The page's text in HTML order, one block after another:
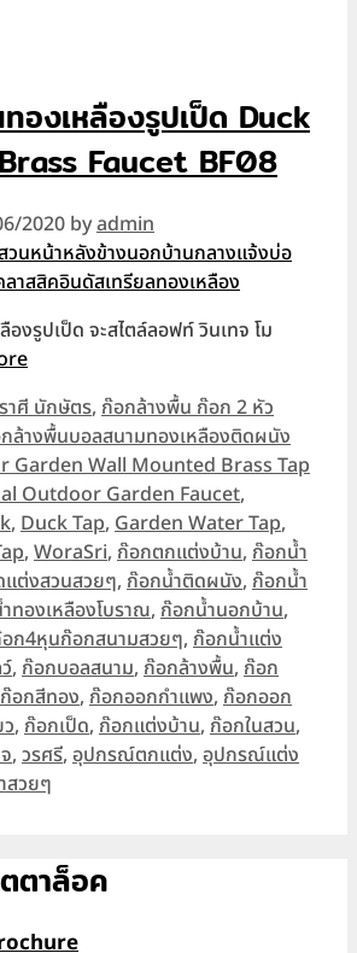
องเหลืองรูปเป็ด Duck
Faucet BF08
2020 byadmin
องรูปเป็ด จะสไตล์ลอฟท์ วินเทจ โม
าศี นักษัตร, ก๊อกล้างพื้น ก๊อก 2 หัว
ล้างพื้นบอลสนามทองเหลืองติดผนัง
Garden Wall Mounted Brass Tap
Outdoor Garden Faucet,
, Duck Tap, Garden Water Tap,
, WoraSri, ก๊อกตกแต่งบ้าน, ก๊อกน้ำ
ต่งสวนสวยๆ, ก๊อกน้ำติดผนัง, ก๊อกน้ำ
ทองเหลืองโบราณ, ก๊อกน้ำนอกบ้าน,
ก4หุนก๊อกสนามสวยๆ, ก๊อกน้ำแต่ง
, ก๊อกบอลสนาม, ก๊อกล้างพื้น, ก๊อก
ก๊อกสีทอง, ก๊อกออกกำแพง, ก๊อกออก
, ก๊อกเป็ด, ก๊อกแต่งบ้าน, ก๊อกในสวน,
, วรศรี, อุปกรณ์ตกแต่ง, อุปกรณ์แต่ง
สวยๆ
ตาล็อค